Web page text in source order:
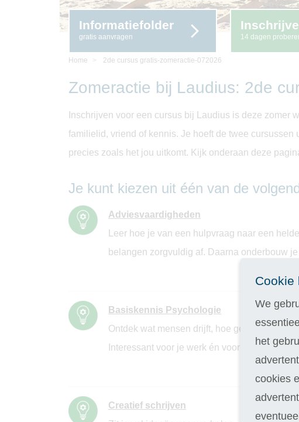
Informatiefolder
gratis aanvragen 14 dagen
Home 2de cursus gratis-zomeractie-072026
Zomeractie bij Laudius: 2de
Inschrijven voor een cursus bij Laudius is deze
familielid, vriend of kennis. Je hoeft de twee
precies zoals het jou uitkomt. Kijk onderaan deze
Je kunt kiezen uit één van de
Adviesvaardigheden
Leer hoe je van een hulpvraag naar een
belangen zorgvuldig af. Daarna onderbouw
Basiskennis Psychologie
Ontdek wat mensen drijft, hoe gedachten
Interessant voor je werk én voor je
Creatief schrijven
Cookie
We
het
cookies